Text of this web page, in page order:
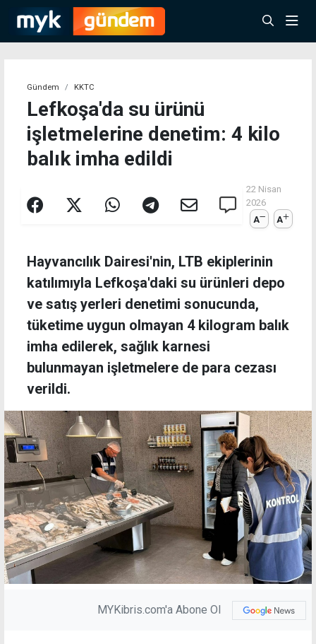
Gündem KKTC
Lefkoşa'da su ürünü
işletmelerine denetim: 4 kilo
balık imha edildi
22 Nisan
2026
A
A
Hayvancılık Dairesi'nin, LTB ekiplerinin
katılımıyla Lefkoşa'daki su ürünleri depo
ve satış yerleri denetimi sonucunda,
tüketime uygun olmayan 4 kilogram balık
imha edilerek, sağlık karnesi
bulunmayan işletmelere de para cezası
verildi.
MYKibris.com'a Abone Ol